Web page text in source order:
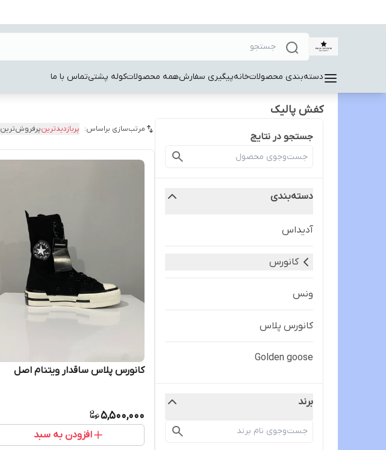
دسته‌بندی محصولاتخانهپیگیری سفارشهمه محصولاتکوله پشتیتماس با ما
کفش پالیک
جستجو در نتایج
دسته‌بندی
آدیداس
کانورس
ونس
کانورس پلاس
Golden goose
برند
مرتب‌سازی براساس: پربازدیدترینپرفروش‌ترین
کانورس پلاس ساقدار ویتنام اصل
5,500,000
افزودن به سبد